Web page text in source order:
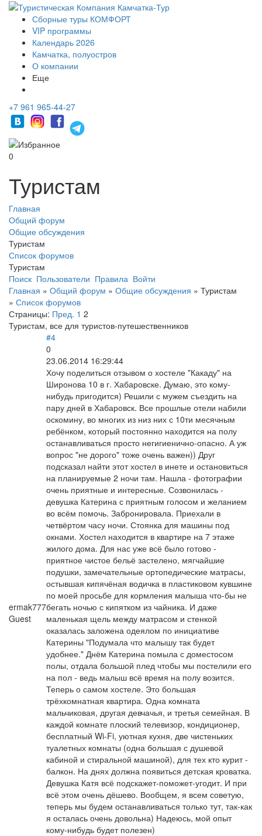
Сборные туры КОМФОРТ
VIP программы
Календарь 2026
Камчатка, полуостров
О компании
Еще
+7 961 965-44-27
0
Туристам
Главная
Общий форум
Общие обсуждения
Туристам
Список форумов
Туристам
Поиск Пользователи Правила Войти
Главная » Общий форум » Общие обсуждения » Туристам
» Список форумов
Страницы: Пред. 1 2
Туристам, все для туристов-путешественников
ermak777
Guest
#4
0
23.06.2014 16:29:44
Хочу поделиться отзывом о хостеле "Какаду" на
Широнова 10 в г. Хабаровске. Думаю, это кому-
нибудь пригодится) Решили с мужем съездить на
пару дней в Хабаровск. Все прошлые отели набили
оскомину, во многих из низ них с 10ти месячным
ребёнком, который постоянно находится на полу
останавливаться просто негигиенично-опасно. А уж
вопрос "не дорого" тоже очень важен)) Друг
подсказал найти этот хостел в инете и остановиться
на планируемые 2 ночи там. Нашла - фотографии
очень приятные и интересные. Созвонилась -
девушка Катерина с приятным голосом и желанием
во всём помочь. Забронировала. Приехали в
четвёртом часу ночи. Стоянка для машины под
окнами. Хостел находится в квартире на 7 этаже
жилого дома. Для нас уже всё было готово -
приятное чистое бельё застелено, мягчайшие
подушки, замечательные ортопедические матрасы,
остывшая кипячёная водичка в пластиковом кувшине
по моей просьбе для кормления малыша что-бы не
бегать ночью с кипятком из чайника. И даже
маленькая щель между матрасом и стенкой
оказалась заложена одеялом по инициативе
Катерины "Подумала что малышу так будет
удобнее." Днём Катерина помыла с доместосом
полы, отдала большой плед чтобы мы постелили его
на пол - ведь малыш всё время на полу возится.
Теперь о самом хостеле. Это большая
трёхкомнатная квартира. Одна комната
мальчиковая, другая девчачья, и третья семейная. В
каждой комнате плоский телевизор, кондиционер,
бесплатный Wi-Fi, уютная кухня, две чистеньких
туалетных комнаты (одна большая с душевой
кабиной и стиральной машиной), для тех кто курит -
балкон. На днях должна появиться детская кроватка.
Девушка Катя всё подскажет-поможет-угодит. И при
всё этом очень дёшево. Вообщем, я всем советую,
теперь мы будем останавливаться только тут, так-как
я осталась очень довольна) Надеюсь, мой опыт
кому-нибудь будет полезен)